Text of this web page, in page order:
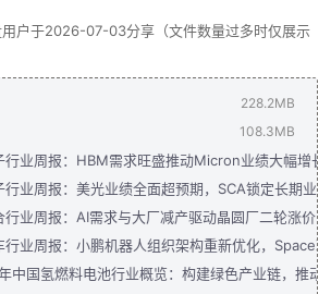
的影响，同时追踪房地产成交分化、一线城
信号。
收录洪灏、卢麒元、丁辰灵、血饮、斜杠
名财经博主与分析师的最新付费文章，涵
、AI资本开支、黄金与工业金属走势等深度
：覆盖汽车（小鹏机器人、尊界MPV）、机
工程机械）、化工（磷化工价值重估）、建
、玻璃基板）、物流（油运、快递）等细分
户于2026-07-03分享（文件数量过多时仅展示
228.2MB
108.3MB
行业周报：HBM需求旺盛推动Micron业绩大幅增
行业周报：美光业绩全面超预期，SCA锁定长期业
业周报：AI需求与大厂减产驱动晶圆厂二轮涨价
行业周报：小鹏机器人组织架构重新优化，
中国氢燃料电池行业概览：构建绿色产业链，推动